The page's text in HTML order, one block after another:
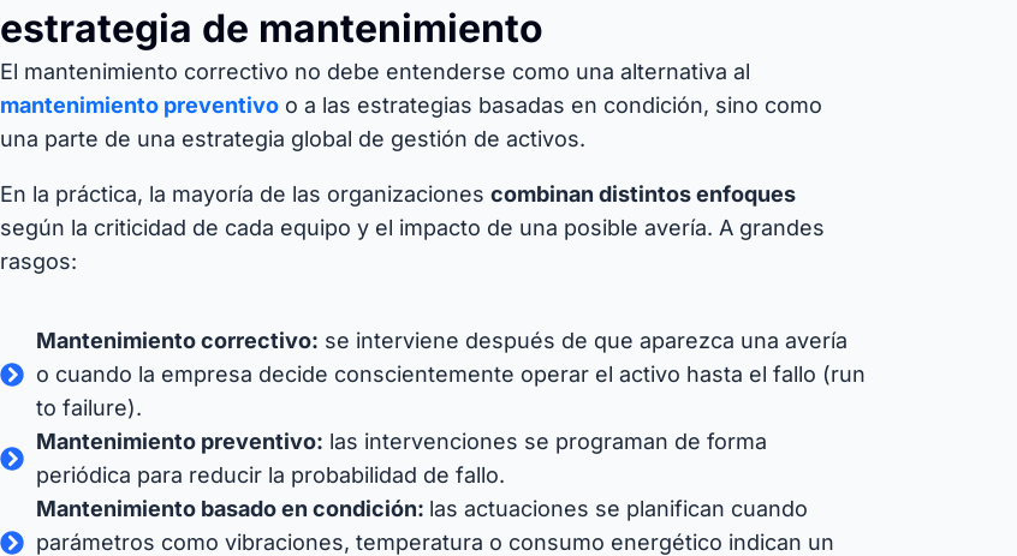
estrategia de mantenimiento
El mantenimiento correctivo no debe entenderse como una alternativa al
mantenimiento preventivo o a las estrategias basadas en condición, sino como
una parte de una estrategia global de gestión de activos.
En la práctica, la mayoría de las organizaciones combinan distintos enfoques
según la criticidad de cada equipo y el impacto de una posible avería. A grandes
rasgos:
Mantenimiento correctivo: se interviene después de que aparezca una avería
o cuando la empresa decide conscientemente operar el activo hasta el fallo (run
to failure).
Mantenimiento preventivo: las intervenciones se programan de forma
periódica para reducir la probabilidad de fallo.
Mantenimiento basado en condición: las actuaciones se planifican cuando
parámetros como vibraciones, temperatura o consumo energético indican un